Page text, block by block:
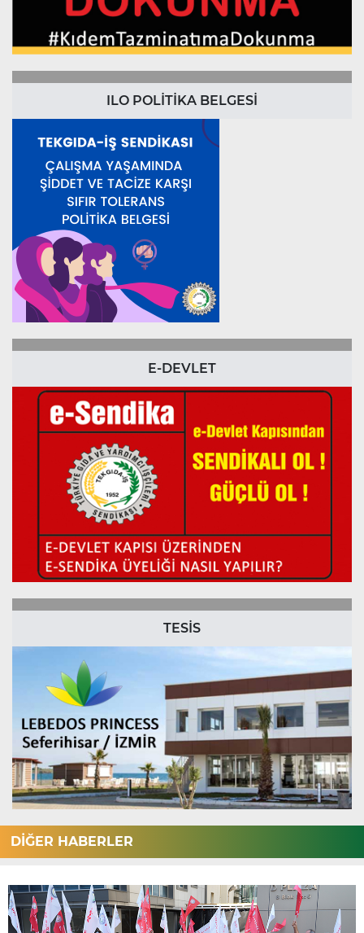
ILO POLİTİKA BELGESİ
E-DEVLET
TESİS
DİĞER HABERLER